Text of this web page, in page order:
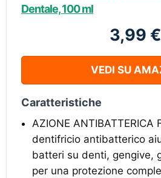
Dentale, 100 ml
3,99 €
VEDI SU
Caratteristiche
AZIONE ANTIBATTERICA
dentifricio antibatterico
batteri su denti, gengive,
per una protezione